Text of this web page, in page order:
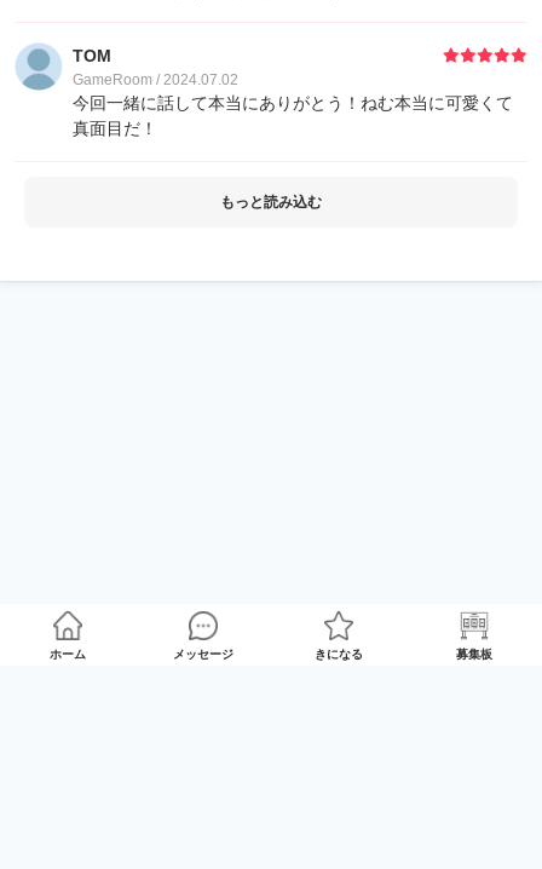
TOM
GameRoom / 2024.07.02
今回一緒に話して本当にありがとう！ねむ本当に可愛くて
真面目だ！
もっと読み込む
ホーム メッセージ きになる 募集板